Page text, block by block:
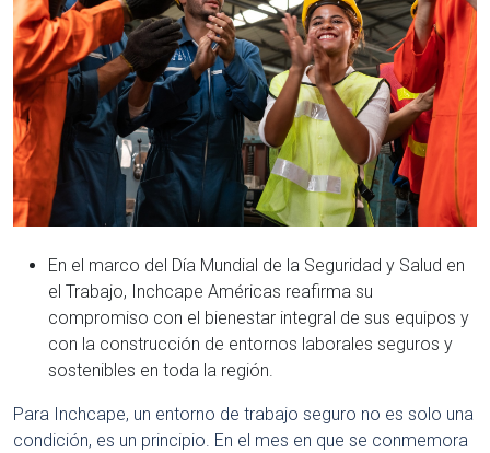
En el marco del Día Mundial de la Seguridad y Salud en
el Trabajo, Inchcape Américas reafirma su
compromiso con el bienestar integral de sus equipos y
con la construcción de entornos laborales seguros y
sostenibles en toda la región.
Para Inchcape, un entorno de trabajo seguro no es solo una
condición, es un principio. En el mes en que se conmemora